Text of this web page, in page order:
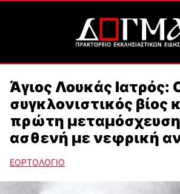
Άγιος Λουκάς Ιατρός:
συγκλονιστικός βίος
πρώτη
ασθενή με νεφρική
ΕΟΡΤΟΛΟΓΙΟ